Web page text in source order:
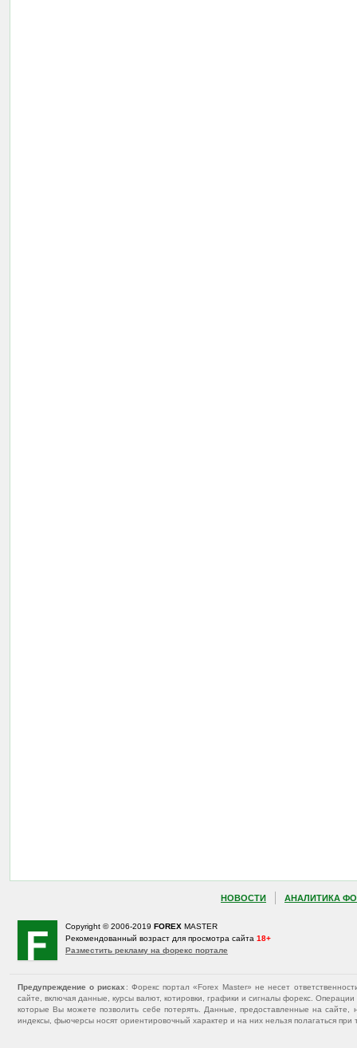
НОВОСТИ АНАЛИТИКА
Copyright © 2006-2019 FOREX MASTER
Рекомендованный возраст для просмотра сайта 18+
Разместить рекламу на форекс портале
Предупреждение о рисках : Форекс портал «Forex Master» не несет
сайте, включая данные, курсы валют, котировки, графики и сигналы форекс.
которые Вы можете позволить себе потерять. Данные, предоставленные на
индексы, фьючерсы носят ориентировочный характер и на них нельзя полагаться при